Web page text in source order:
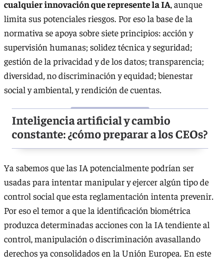
cualquier innovación que represente la IA, aunque
limita sus potenciales riesgos. Por eso la base de la
normativa se apoya sobre siete principios: acción y
supervisión humanas; solidez técnica y seguridad;
gestión de la privacidad y de los datos; transparencia;
diversidad, no discriminación y equidad; bienestar
social y ambiental, y rendición de cuentas.
Inteligencia artificial y cambio
constante: ¿cómo preparar a los CEOs?
Ya sabemos que las IA potencialmente podrían ser
usadas para intentar manipular y ejercer algún tipo de
control social que esta reglamentación intenta prevenir.
Por eso el temor a que la identificación biométrica
produzca determinadas acciones con la IA tendiente al
control, manipulación o discriminación avasallando
derechos ya consolidados en la Unión Europea. En este